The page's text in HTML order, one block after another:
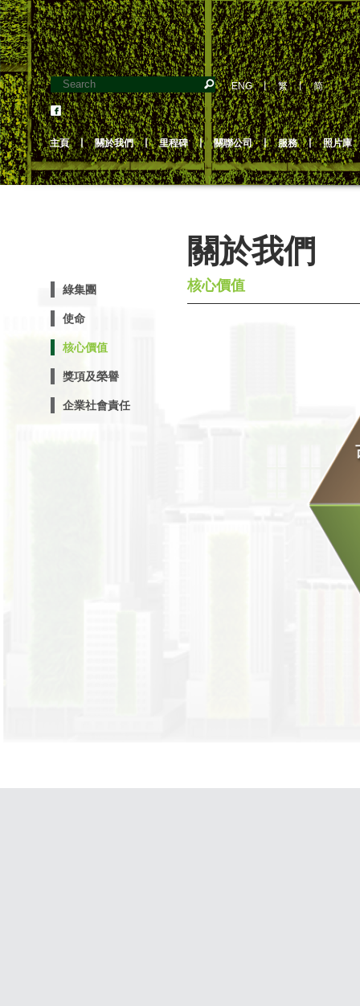
ENG丨繁丨简
主頁 丨 關於我們 丨 里程碑 丨 關聯公司 丨 服務 丨 照片庫
綠集團
使命
核心價值
獎項及榮譽
企業社會責任
關於我們
核心價值